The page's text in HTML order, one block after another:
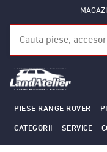
PIESE RANGE ROVER
CATEGORII SERVICE